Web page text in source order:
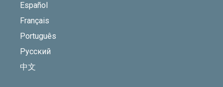
Español
Français
Português
Русский
中文